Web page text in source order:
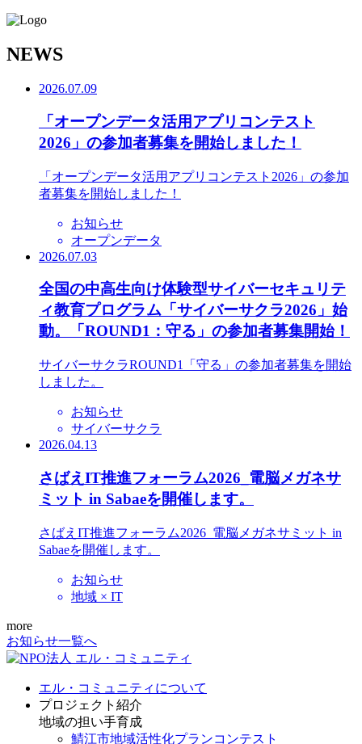
NEWS
2026.07.09
「オープンデータ活用アプリコンテスト
2026」の参加者募集を開始しました！
「オープンデータ活用アプリコンテスト2026」の参加
者募集を開始しました！
お知らせ
オープンデータ
2026.07.03
全国の中高生向け体験型サイバーセキュリテ
ィ教育プログラム「サイバーサクラ2026」始
動。「ROUND1：守る」の参加者募集開始！
サイバーサクラROUND1「守る」の参加者募集を開始
しました。
お知らせ
サイバーサクラ
2026.04.13
さばえIT推進フォーラム2026_電脳メガネサ
ミット in Sabaeを開催します。
さばえIT推進フォーラム2026_電脳メガネサミット in
Sabaeを開催します。
お知らせ
地域 × IT
more
お知らせ一覧へ
エル・コミュニティについて
プロジェクト紹介
地域の担い手育成
鯖江市地域活性化プランコンテスト